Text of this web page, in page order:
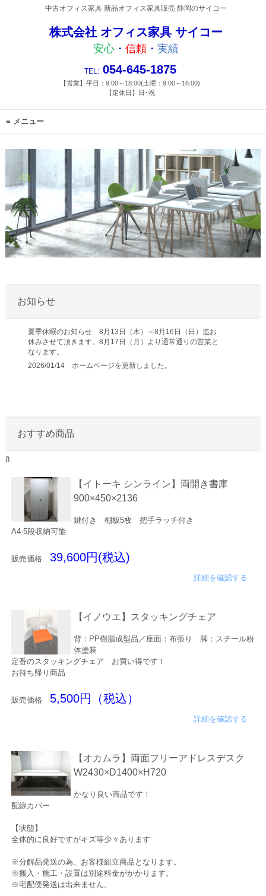
中古オフィス家具 新品オフィス家具販売 静岡のサイコー
株式会社 オフィス家具 サイコー
安心 ・ 信頼 ・ 実績
TEL:054-645-1875
【営業】平日：9:00～18:00(土曜：9:00～16:00)
【定休日】日･祝
メニュー
お知らせ
夏季休暇のお知らせ 8月13日（木）～8月16日（日）迄お
休みさせて頂きます。8月17日（月）より通常通りの営業と
なります。
2026/01/14 ホームページを更新しました。
おすすめ商品
8
【イトーキ シンライン】両開き書庫
900×450×2136
鍵付き 棚板5枚 把手ラッチ付き
A4-5段収納可能
販売価格 39,600円(税込)
詳細を確認する
【イノウエ】スタッキングチェア
背：PP樹脂成型品／座面：布張り 脚：スチール粉
体塗装
定番のスタッキングチェア お買い得です！
お持ち帰り商品
販売価格 5,500円（税込）
詳細を確認する
【オカムラ】両面フリーアドレスデスク
W2430×D1400×H720
かなり良い商品です！
配線カバー
【状態】
全体的に良好ですがキズ等少々あります
※分解品発送の為、お客様組立商品となります。
※搬入・施工・設置は別途料金がかかります。
※宅配便発送は出来ません。